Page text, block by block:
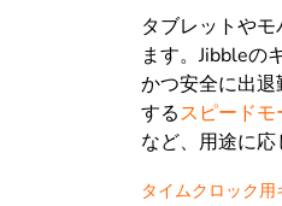
タブレットや
ます。Jibbleの
かつ安全に出
するスピードモ
など、用途に応
タイムクロック